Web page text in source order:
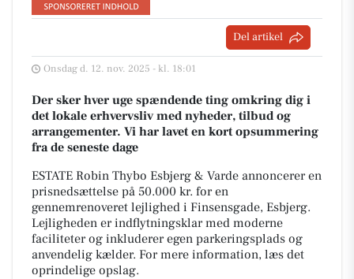
Del artikel
Onsdag d. 12. nov. 2025 - kl. 18:01
Der sker hver uge spændende ting omkring dig i
det lokale erhvervsliv med nyheder, tilbud og
arrangementer. Vi har lavet en kort opsummering
fra de seneste dage
ESTATE Robin Thybo Esbjerg & Varde annoncerer en
prisnedsættelse på 50.000 kr. for en
gennemrenoveret lejlighed i Finsensgade, Esbjerg.
Lejligheden er indflytningsklar med moderne
faciliteter og inkluderer egen parkeringsplads og
anvendelig kælder. For mere information, læs det
oprindelige opslag.